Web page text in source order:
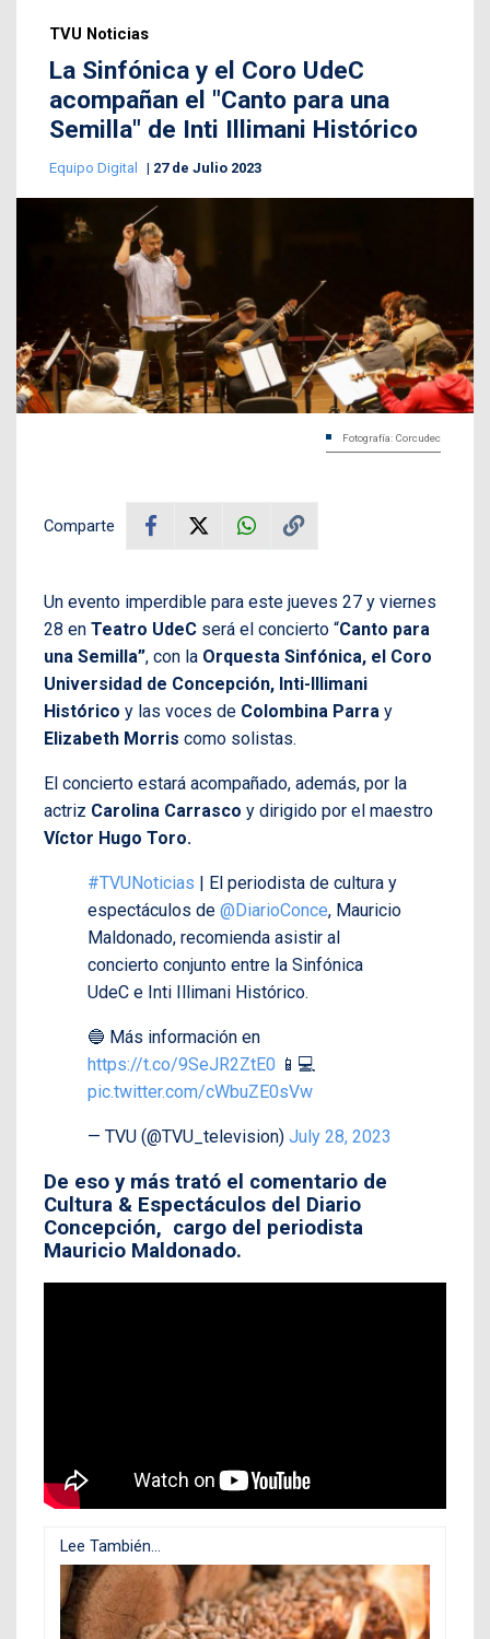
TVU Noticias
La Sinfónica y el Coro UdeC
acompañan el "Canto para una
Semilla" de Inti Illimani Histórico
Equipo Digital 27 de Julio 2023
Fotografía: Corcudec
Comparte
Un evento imperdible para este jueves 27 y viernes
28 en Teatro UdeC será el concierto “Canto para
una Semilla”, con la Orquesta Sinfónica, el Coro
Universidad de Concepción, Inti-Illimani
Histórico y las voces de Colombina Parra y
Elizabeth Morris como solistas.
El concierto estará acompañado, además, por la
actriz Carolina Carrasco y dirigido por el maestro
Víctor Hugo Toro.
#TVUNoticias | El periodista de cultura y
espectáculos de @DiarioConce, Mauricio
Maldonado, recomienda asistir al
concierto conjunto entre la Sinfónica
UdeC e Inti Illimani Histórico.
🔵 Más información en
https://t.co/9SeJR2ZtE0 📱💻
pic.twitter.com/cWbuZE0sVw
— TVU (@TVU_television) July 28, 2023
De eso y más trató el comentario de
Cultura & Espectáculos del Diario
Concepción, cargo del periodista
Mauricio Maldonado.
Lee También...